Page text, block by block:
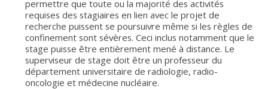
permettre que toute ou la majorité des activités
requises des stagiaires en lien avec le projet de
recherche puissent se poursuivre même si les règles de
confinement sont sévères. Ceci inclus notamment que le
stage puisse être entièrement mené à distance. Le
superviseur de stage doit être un professeur du
département universitaire de radiologie, radio-
oncologie et médecine nucléaire.